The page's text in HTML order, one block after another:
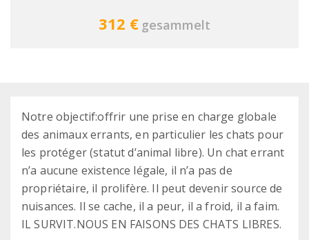
312 € gesammelt
Notre objectif:offrir une prise en charge globale
des animaux errants, en particulier les chats pour
les protéger (statut d’animal libre). Un chat errant
n’a aucune existence légale, il n’a pas de
propriétaire, il prolifère. Il peut devenir source de
nuisances. Il se cache, il a peur, il a froid, il a faim.
IL SURVIT.NOUS EN FAISONS DES CHATS LIBRES.